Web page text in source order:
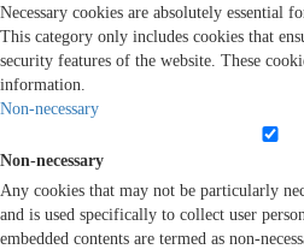
Necessary cookies are absolutely essential
This category only includes cookies that
security features of the website. These
information.
Non-necessary
Non-necessary
Any cookies that may not be particularly
and is used specifically to collect user
embedded contents are termed as non-